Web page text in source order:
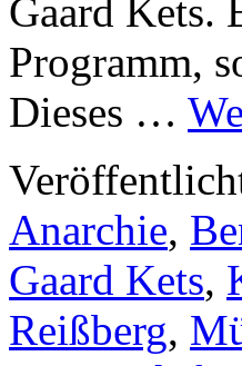
Gaard Kets.
Programm,
Dieses …
Anarchie,
Gaard Kets,
Reißberg,